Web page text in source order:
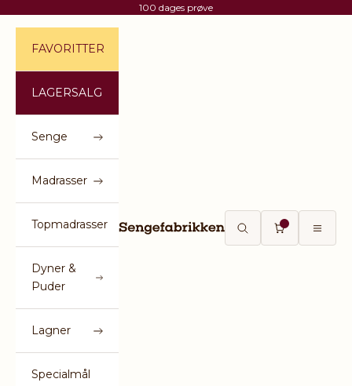
100 dages prøve
Sengefabrikken
Åbn
Åbn søgefunktion
Åbn
FAVORITTER
LAGERSALG
Senge
Madrasser
Topmadrasser
Dyner &
Puder
Lagner
Specialmål